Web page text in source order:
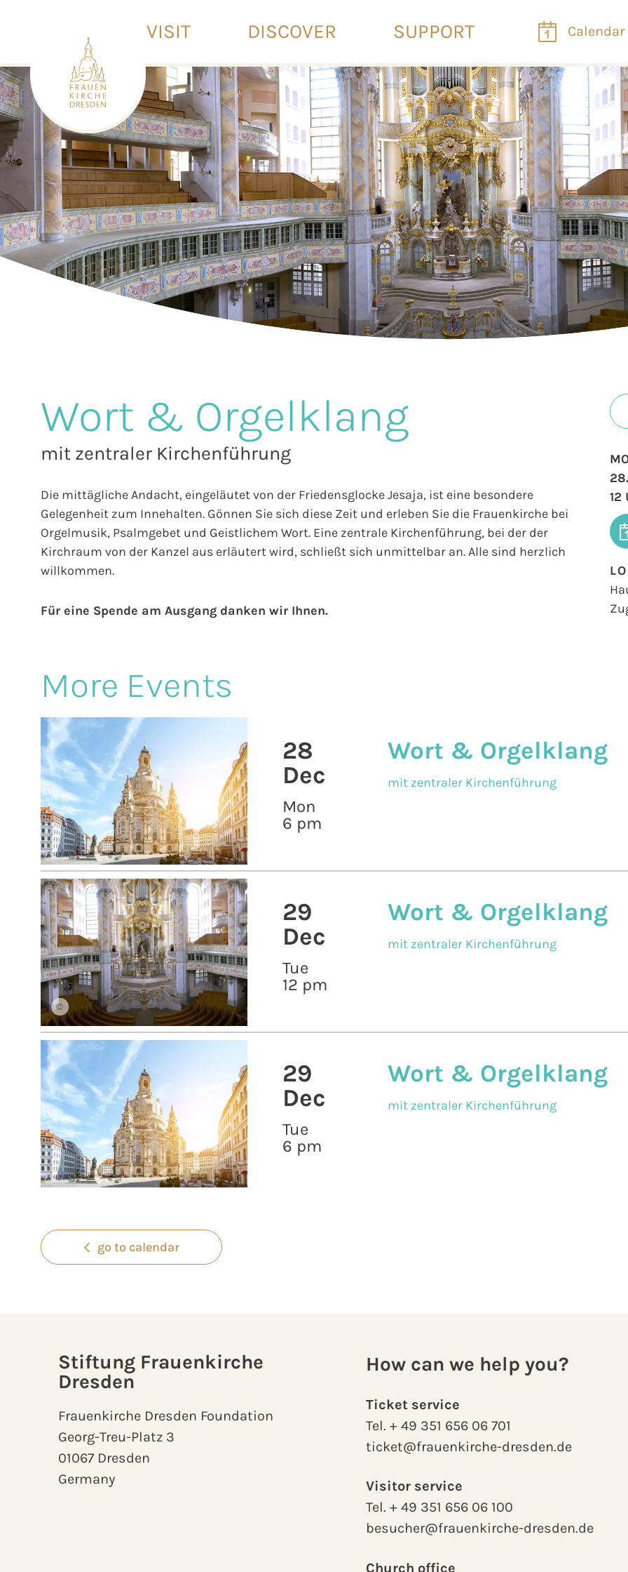
VISIT DISCOVER SUPPORT Calendar
Wort & Orgelklang
mit zentraler Kirchenführung
Die mittägliche Andacht, eingeläutet von der Friedensglocke Jesaja, ist eine besondere
Gelegenheit zum Innehalten. Gönnen Sie sich diese Zeit und erleben Sie die Frauenkirche bei
Orgelmusik, Psalmgebet und Geistlichem Wort. Eine zentrale Kirchenführung, bei der der
Kirchraum von der Kanzel aus erläutert wird, schließt sich unmittelbar an. Alle sind herzlich
willkommen.
Für eine Spende am Ausgang danken wir Ihnen.
12
More Events
28
Dec
Mon
6 pm
Wort & Orgelklang
mit zentraler Kirchenführung
©
29
Dec
Tue
12 pm
Wort & Orgelklang
mit zentraler Kirchenführung
29
Dec
Tue
6 pm
Wort & Orgelklang
mit zentraler Kirchenführung
go to calendar
Stiftung Frauenkirche
Dresden
Frauenkirche Dresden Foundation
Georg-Treu-Platz 3
01067 Dresden
Germany
How can we help you?
Ticket service
Tel.+ 49 351 656 06 701
ticket@frauenkirche-dresden.de
Visitor service
Tel.+ 49 351 656 06 100
besucher@frauenkirche-dresden.de
Church office